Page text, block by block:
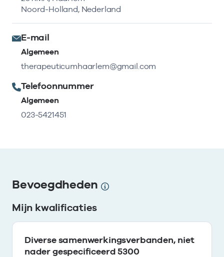
Noord-Holland, Nederland
E-mail
Algemeen
therapeuticumhaarlem@gmail.com
Telefoonnummer
Algemeen
023-5421451
Bevoegdheden
Mijn kwalificaties
Diverse samenwerkingsverbanden, niet
nader gespecificeerd 5300